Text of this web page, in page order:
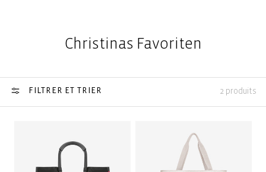
Christinas Favoriten
FILTRER ET TRIER 2 produits